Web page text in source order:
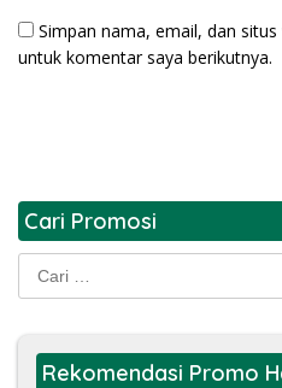
Simpan nama, email, dan
untuk komentar saya berikutnya.
Cari Promosi
Rekomendasi Promo